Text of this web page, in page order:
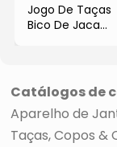
Jogo De Taças
Bico De Jaca
- Dolce Home
Catálogos de
Aparelho de
Taças, Copos &